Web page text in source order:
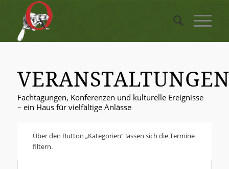
Fachtagungen, Konferenzen und kulturelle Ereignisse
– ein Haus für vielfältige Anlässe
Über den Button „Kategorien“ lassen sich die Termine
filtern.